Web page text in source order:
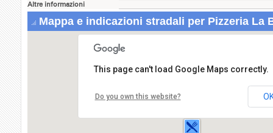
Altre informazioni
Mappa e indicazioni stradali per Pizzeria La
Pizzeria La Bella Napoli
80014 GIUGLIANO IN
This page can't load Google Maps correctly.
Do you own this website?